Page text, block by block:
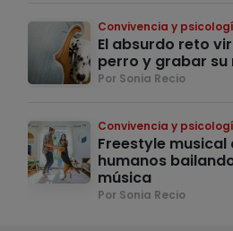
Convivencia y
El absurdo reto
perro y grabar su
Por Sonia Recio
Convivencia y
Freestyle
humanos
música
Por Sonia Recio